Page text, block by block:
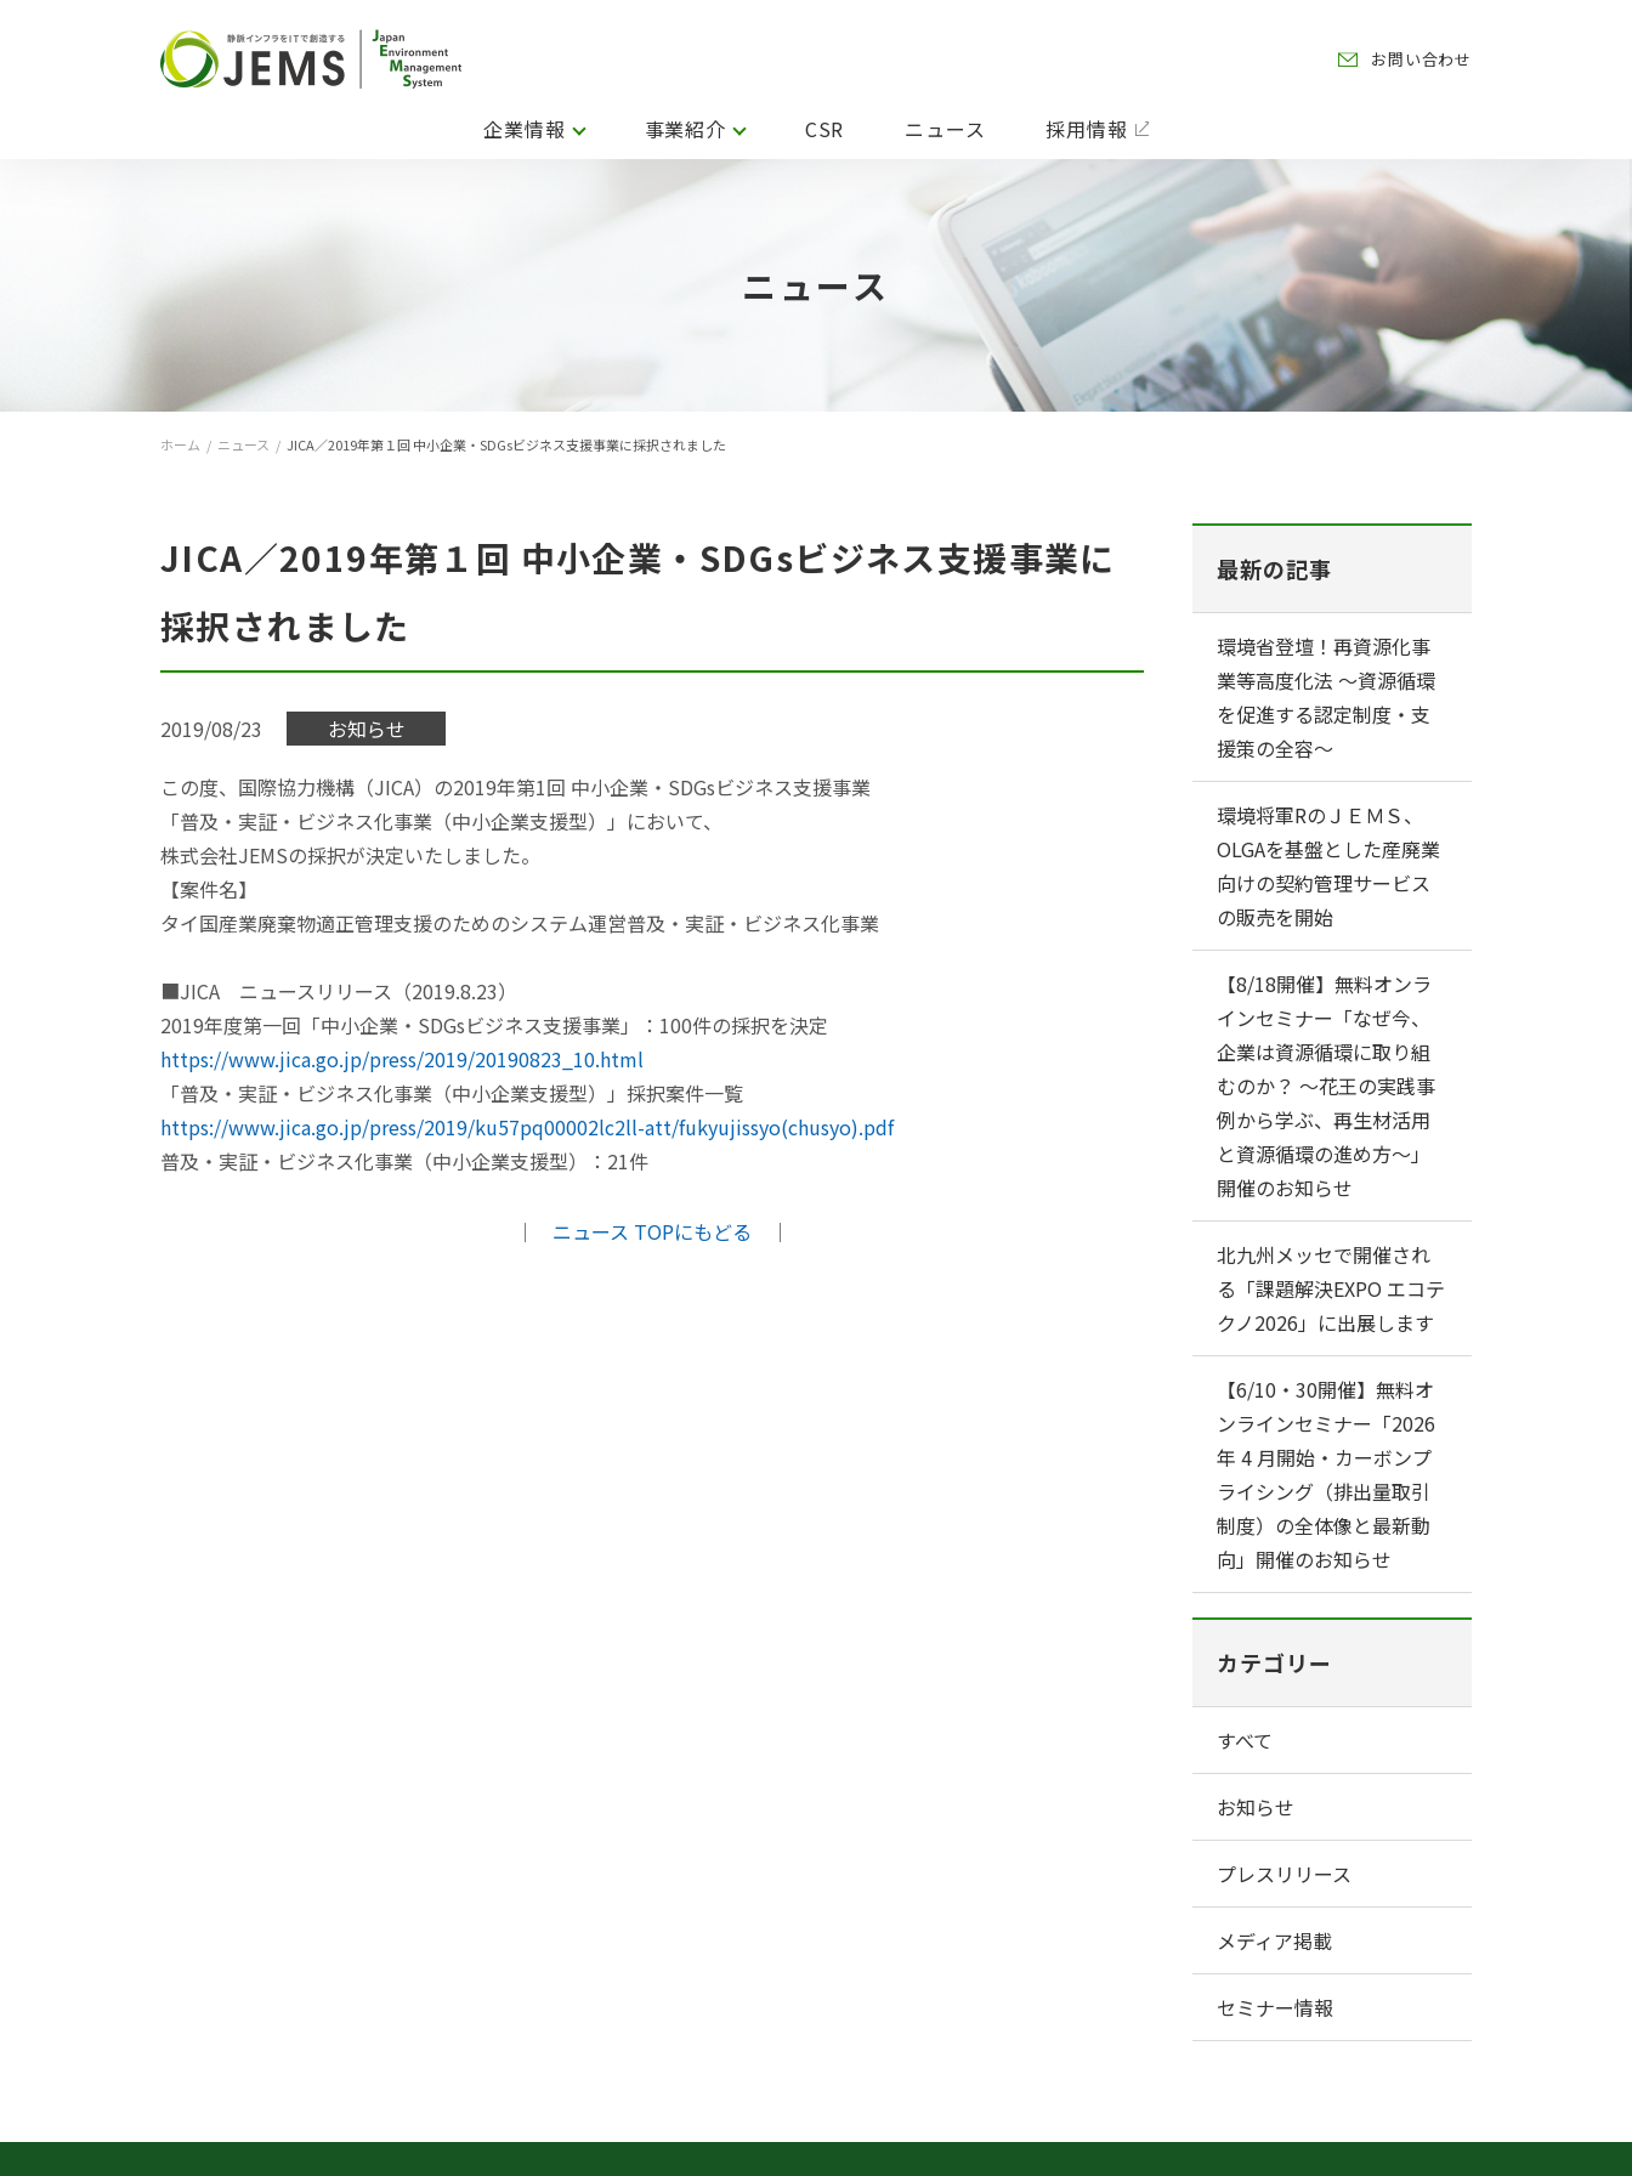
企業情報 事業紹介 CSR ニュース 採用情報
お問い合わせ
ニュース
ホーム / ニュース / JICA／2019年第１回 中小企業・SDGsビジネス支援事業に採択されました
JICA／2019年第１回 中小企業・SDGsビジネス支援事業に
採択されました
2019/08/23
お知らせ
この度、国際協力機構（JICA）の2019年第1回 中小企業・SDGsビジネス支援事業
「普及・実証・ビジネス化事業（中小企業支援型）」において、
株式会社JEMSの採択が決定いたしました。
【案件名】
タイ国産業廃棄物適正管理支援のためのシステム運営普及・実証・ビジネス化事業
■JICA ニュースリリース（2019.8.23）
2019年度第一回「中小企業・SDGsビジネス支援事業」：100件の採択を決定
https://www.jica.go.jp/press/2019/20190823_10.html
「普及・実証・ビジネス化事業（中小企業支援型）」採択案件一覧
https://www.jica.go.jp/press/2019/ku57pq00002lc2ll-att/fukyujissyo(chusyo).pdf
普及・実証・ビジネス化事業（中小企業支援型）：21件
｜ ニュース TOPにもどる ｜
最新の記事
環境省登壇！再資源化事
業等高度化法 ～資源循環
を促進する認定制度・支
援策の全容～
環境将軍RのＪＥＭＳ、
OLGAを基盤とした産廃業
向けの契約管理サービス
の販売を開始
【8/18開催】無料オンラ
インセミナー「なぜ今、
企業は資源循環に取り組
むのか？ ～花王の実践事
例から学ぶ、再生材活用
と資源循環の進め方～」
開催のお知らせ
北九州メッセで開催され
る「課題解決EXPO エコテ
クノ2026」に出展します
【6/10・30開催】無料オ
ンラインセミナー「2026
年 4 月開始・カーボンプ
ライシング（排出量取引
制度）の全体像と最新動
向」開催のお知らせ
カテゴリー
すべて
お知らせ
プレスリリース
メディア掲載
セミナー情報